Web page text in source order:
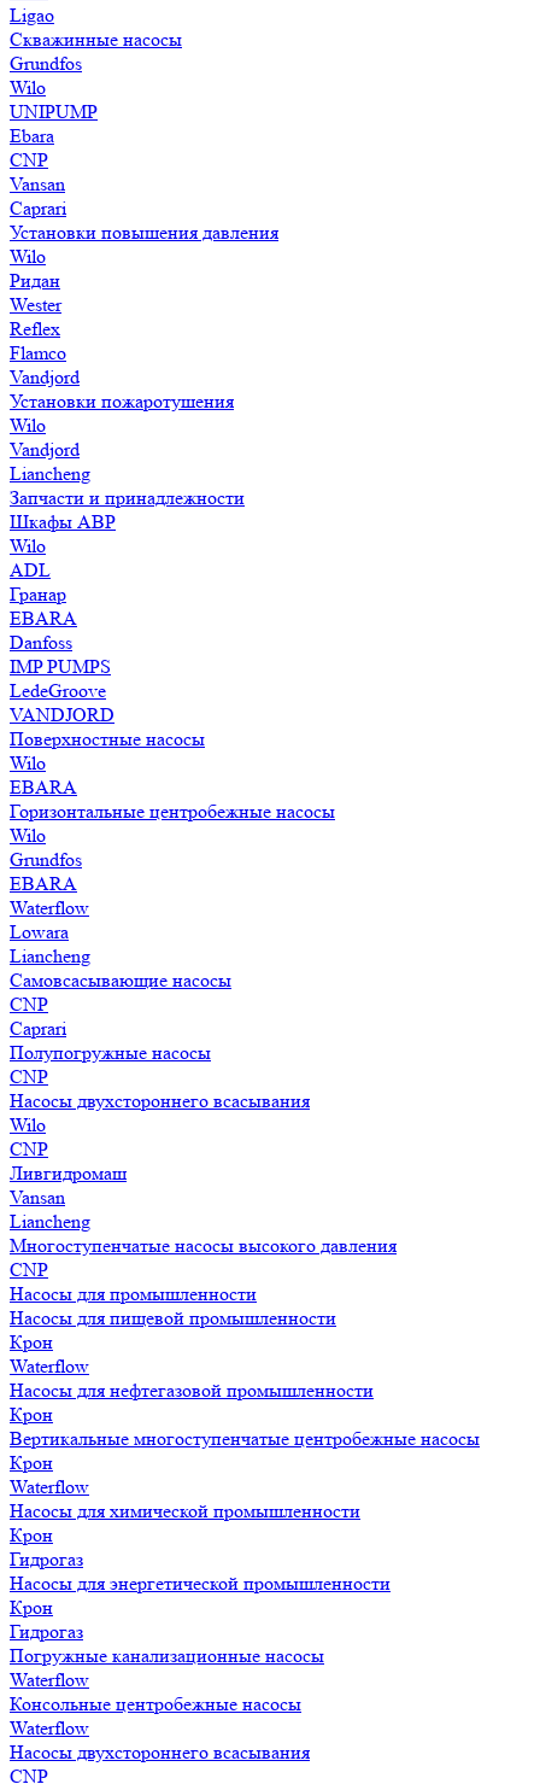
Ligao
Скважинные насосы
Grundfos
Wilo
UNIPUMP
Ebara
CNP
Vansan
Caprari
Установки повышения давления
Wilo
Ридан
Wester
Reflex
Flamco
Vandjord
Установки пожаротушения
Wilo
Vandjord
Liancheng
Запчасти и принадлежности
Шкафы АВР
Wilo
ADL
Гранар
EBARA
Danfoss
IMP PUMPS
LedeGroove
VANDJORD
Поверхностные насосы
Wilo
EBARA
Горизонтальные центробежные насосы
Wilo
Grundfos
EBARA
Waterflow
Lowara
Liancheng
Самовсасывающие насосы
CNP
Caprari
Полупогружные насосы
CNP
Насосы двухстороннего всасывания
Wilo
CNP
Ливгидромаш
Vansan
Liancheng
Многоступенчатые насосы высокого давления
CNP
Насосы для промышленности
Насосы для пищевой промышленности
Крон
Waterflow
Насосы для нефтегазовой промышленности
Крон
Вертикальные многоступенчатые центробежные насосы
Крон
Waterflow
Насосы для химической промышленности
Крон
Гидрогаз
Насосы для энергетической промышленности
Крон
Гидрогаз
Погружные канализационные насосы
Waterflow
Консольные центробежные насосы
Waterflow
Насосы двухстороннего всасывания
CNP